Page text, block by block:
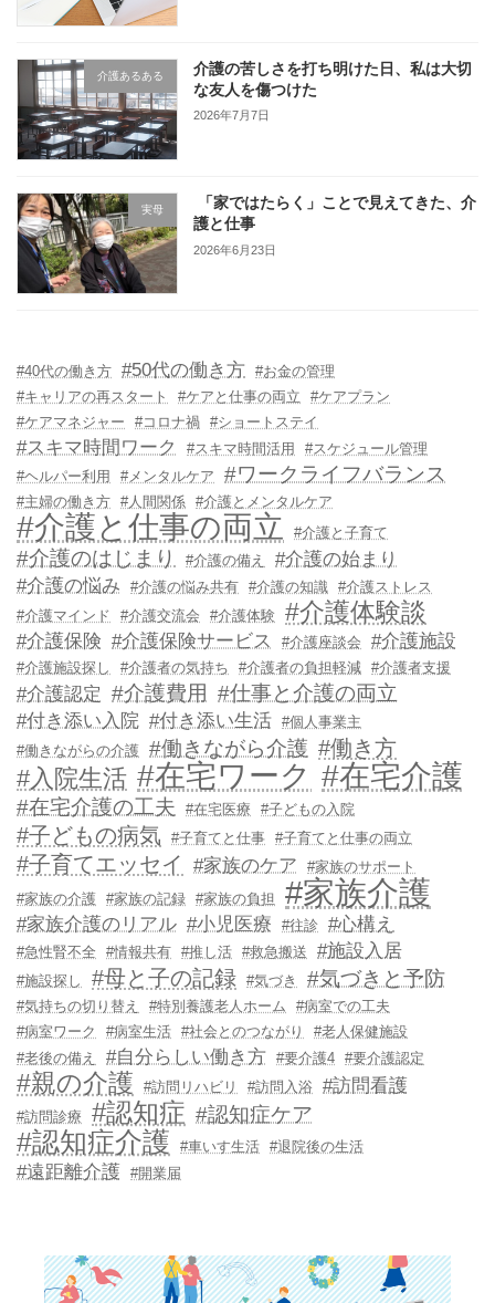
介護あるある
介護の苦しさを打ち明けた日、私は大切
な友人を傷つけた
2026年7月7日
実母
「家ではたらく」ことで見えてきた、介
護と仕事
2026年6月23日
#40代の働き方 #50代の働き方 #お金の管理
#キャリアの再スタート
#ケアと仕事の両立
#ケアプラン
#ケアマネジャー
#コロナ禍 #ショートステイ
#スキマ時間ワーク #スキマ時間活用
#スケジュール管理
#ヘルパー利用
#メンタルケア #ワークライフバランス
#主婦の働き方 #人間関係 #介護とメンタルケア
#介護と仕事の両立 #介護と子育て
#介護のはじまり #介護の備え
#介護の始まり
#介護の悩み
#介護の悩み共有 #介護の知識
#介護ストレス
#介護マインド
#介護交流会 #介護体験 #介護体験談
#介護保険 #介護保険サービス #介護座談会 #介護施設
#介護施設探し #介護者の気持ち #介護者の負担軽減 #介護者支援
#介護認定 #介護費用 #仕事と介護の両立
#付き添い入院 #付き添い生活 #個人事業主
#働きながらの介護 #働きながら介護 #働き方
#入院生活 #在宅ワーク #在宅介護
#在宅介護の工夫 #在宅医療 #子どもの入院
#子どもの病気 #子育てと仕事 #子育てと仕事の両立
#子育てエッセイ #家族のケア
#家族のサポート
#家族の介護 #家族の記録 #家族の負担 #家族介護
#家族介護のリアル #小児医療 #往診 #心構え
#急性腎不全 #情報共有 #推し活 #救急搬送 #施設入居
#施設探し #母と子の記録 #気づき #気づきと予防
#気持ちの切り替え #特別養護老人ホーム
#病室での工夫
#病室ワーク
#病室生活 #社会とのつながり
#老人保健施設
#老後の備え
#自分らしい働き方 #要介護4 #要介護認定
#親の介護 #訪問リハビリ #訪問入浴 #訪問看護
#訪問診療 #認知症 #認知症ケア
#認知症介護 #車いす生活 #退院後の生活
#遠距離介護 #開業届